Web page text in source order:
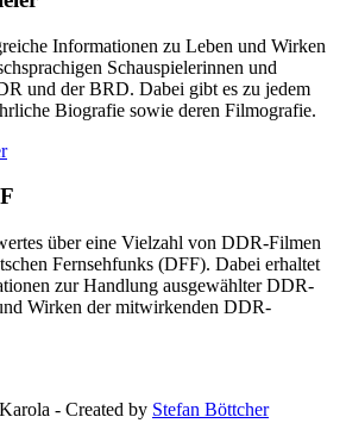
Informationen zu Leben und Wirken
Schauspielerinnen und
und der BRD. Dabei gibt es zu jedem
Biografie sowie deren Filmografie.
über eine Vielzahl von DDR-Filmen
Fernsehfunks (DFF). Dabei erhaltet
zur Handlung ausgewählter DDR-
Wirken der mitwirkenden DDR-
- Created by Stefan Böttcher